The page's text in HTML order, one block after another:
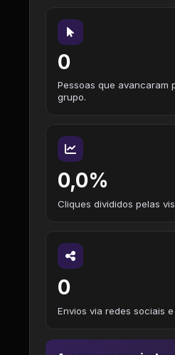
0
Pessoas que avancaram
grupo.
0,0%
Cliques divididos pelas
0
Envios via redes sociais